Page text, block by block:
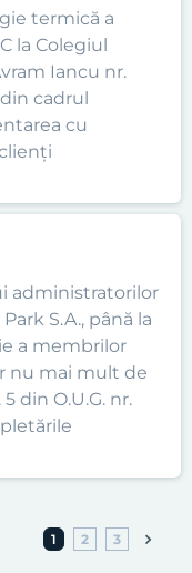
termică a
la Colegiul
Iancu nr.
cadrul
cu
administratorilor
S.A., până la
a membrilor
nu mai mult de
din O.U.G. nr.
1 2 3